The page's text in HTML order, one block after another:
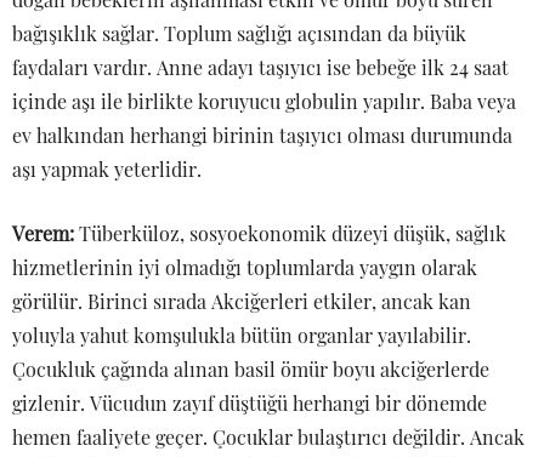
bağışıklık sağlar. Toplum sağlığı açısından da büyük
faydaları vardır. Anne adayı taşıyıcı ise bebeğe ilk 24 saat
içinde aşı ile birlikte koruyucu globulin yapılır. Baba veya
ev halkından herhangi birinin taşıyıcı olması durumunda
aşı yapmak yeterlidir.
Verem:Tüberküloz, sosyoekonomik düzeyi düşük, sağlık
hizmetlerinin iyi olmadığı toplumlarda yaygın olarak
görülür. Birinci sırada Akciğerleri etkiler, ancak kan
yoluyla yahut komşulukla bütün organlar yayılabilir.
Çocukluk çağında alınan basil ömür boyu akciğerlerde
gizlenir. Vücudun zayıf düştüğü herhangi bir dönemde
hemen faaliyete geçer. Çocuklar bulaştırıcı değildir. Ancak